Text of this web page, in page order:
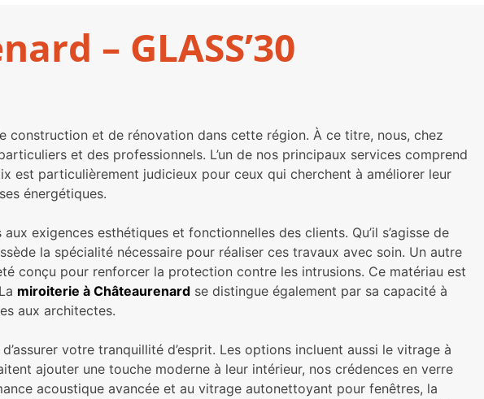
– GLASS’30
construction et de rénovation dans cette région. À ce titre, nous, chez
et des professionnels. L’un de nos principaux services comprend
est particulièrement judicieux pour ceux qui cherchent à améliorer leur
énergétiques.
exigences esthétiques et fonctionnelles des clients. Qu’il s’agisse de
la spécialité nécessaire pour réaliser ces travaux avec soin. Un autre
conçu pour renforcer la protection contre les intrusions. Ce matériau est
miroiterie à Châteaurenardse distingue également par sa capacité à
aux architectes.
votre tranquillité d’esprit. Les options incluent aussi le vitrage à
ajouter une touche moderne à leur intérieur, nos crédences en verre
acoustique avancée et au vitrage autonettoyant pour fenêtres, la